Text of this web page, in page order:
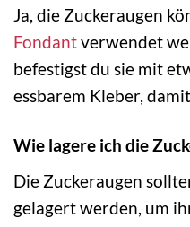
Ja, die Zuckeraugen
Fondantverwendet
befestigst du sie mit
essbarem Kleber,
Wie lagere ich die
Die Zuckeraugen
gelagert werden, um